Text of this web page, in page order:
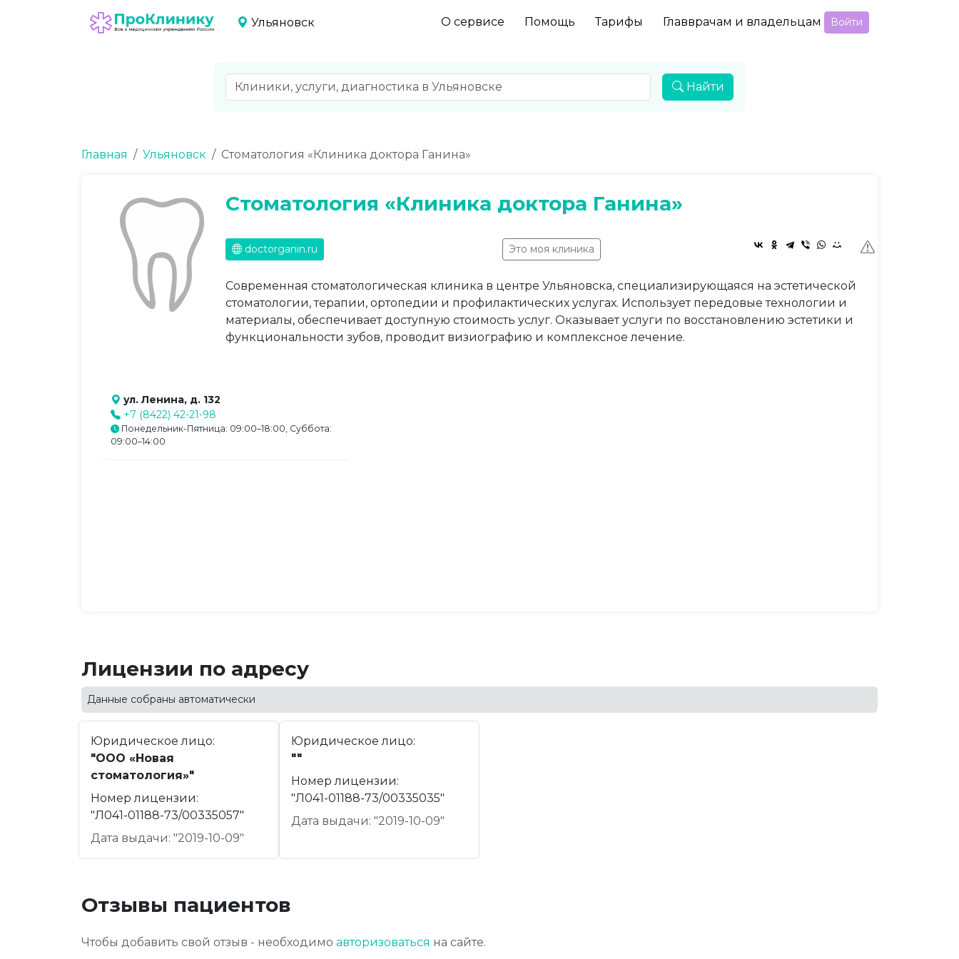
Ульяновск О сервисе Помощь Тарифы Главврачам и владельцам Войти
Найти
Главная Ульяновск Стоматология «Клиника доктора Ганина»
Стоматология «Клиника доктора Ганина»
doctorganin.ru Это моя клиника
Современная стоматологическая клиника в центре Ульяновска, специализирующаяся на эстетической
стоматологии, терапии, ортопедии и профилактических услугах. Использует передовые технологии и
материалы, обеспечивает доступную стоимость услуг. Оказывает услуги по восстановлению эстетики и
функциональности зубов, проводит визиографию и комплексное лечение.
ул. Ленина, д. 132
+7 (8422) 42-21-98
Понедельник-Пятница: 09:00–18:00, Суббота:
09:00–14:00
Лицензии по адресу
Данные собраны автоматически
Юридическое лицо:
"ООО «Новая
стоматология»"
Номер лицензии:
"Л041-01188-73/00335057"
Дата выдачи: "2019-10-09"
Юридическое лицо:
""
Номер лицензии:
"Л041-01188-73/00335035"
Дата выдачи: "2019-10-09"
Отзывы пациентов
Чтобы добавить свой отзыв - необходимо авторизоваться на сайте.